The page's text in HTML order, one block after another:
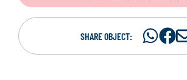
SHARE OBJECT:
ShareShare
S